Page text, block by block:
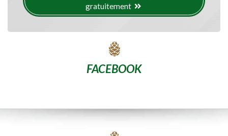
gratuitement
FACEBOOK